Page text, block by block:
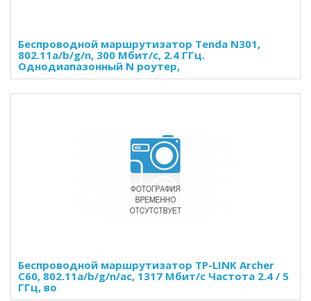
Беспроводной маршрутизатор Tenda N301,
802.11a/b/g/n, 300 Мбит/с, 2.4 ГГц.
Однодиапазонный N роутер,
Беспроводной маршрутизатор TP-LINK Archer
C60, 802.11a/b/g/n/ac, 1317 Мбит/с Частота 2.4 / 5
ГГц, во